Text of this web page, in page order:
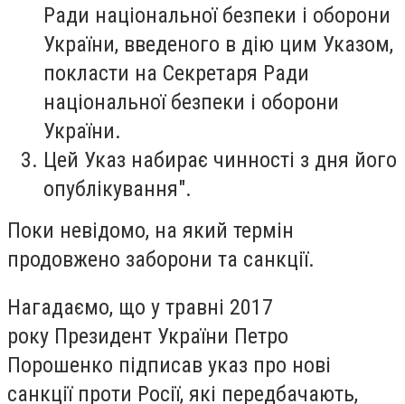
Ради національної безпеки і оборони
України, введеного в дію цим Указом,
покласти на Секретаря Ради
національної безпеки і оборони
України.
Цей Указ набирає чинності з дня його
опублікування".
Поки невідомо, на який термін
продовжено заборони та санкції.
Нагадаємо, що у травні 2017
року Президент України Петро
Порошенко підписав указ про нові
санкції проти Росії, які передбачають,